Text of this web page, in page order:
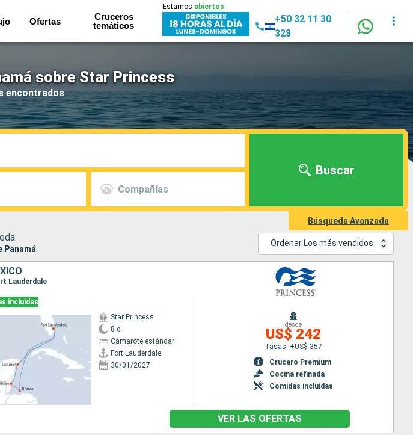
Ofertas
Cruceros
temáticos
Estamos abiertos
+50 32 11 30
328
sobre Star Princess
encontrados
Compañías
Buscar
Búsqueda Avanzada
Panamá
Ordenar Los más vendidos
Lauderdale
incluidas
Star Princess
8 d
Camarote estándar
Fort Lauderdale
30/01/2027
desde
US$ 242
Tasas: +US$ 357
Crucero Premium
Cocina refinada
Comidas incluidas
VER LAS OFERTAS